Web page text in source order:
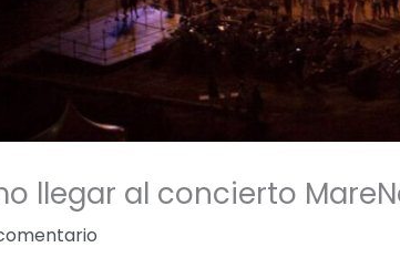
llegar al concierto